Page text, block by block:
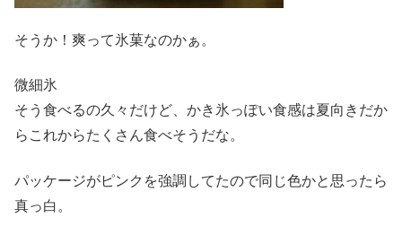
そうか！爽って氷菓なのかぁ。
微細氷
そう食べるの久々だけど、かき氷っぽい食感は夏向きだか
らこれからたくさん食べそうだな。
パッケージがピンクを強調してたので同じ色かと思ったら
真っ白。